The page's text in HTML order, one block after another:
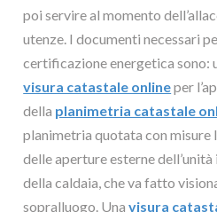
poi servire al momento
utenze. I documenti necessari
certificazione energetica sono:
visura catastale onlineper
della planimetria catastale
planimetria quotata con misure
delle aperture esterne
della caldaia, che va fatto
sopralluogo. Unavisura